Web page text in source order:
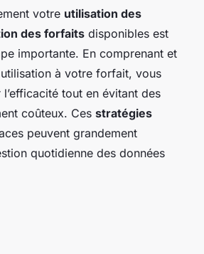
votre utilisation des
des forfaits disponibles est
importante. En comprenant et
à votre forfait, vous
tout en évitant des
coûteux. Ces stratégies
peuvent grandement
quotidienne des données